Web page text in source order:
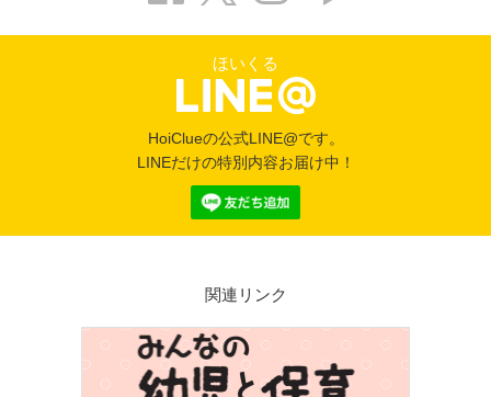
ほいくる
HoiClueの公式LINE@です。
LINEだけの特別内容お届け中！
関連リンク